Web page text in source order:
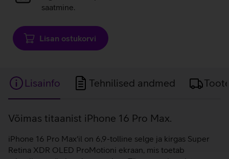
saatmine.
Lisan ostukorvi
Lisainfo Tehnilised andmed
Lisainfo
Võimas titaanist iPhone 16 Pro Max.
iPhone 16 Pro Max'il on 6,9-tolline selge ja kirgas Super
Retina XDR OLED ProMotioni ekraan, mis toetab